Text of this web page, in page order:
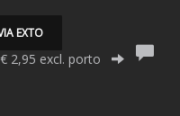
EXTO
2,95 excl. porto